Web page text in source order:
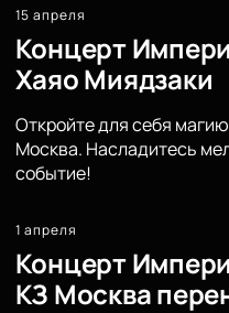
15 апреля
Концерт
Хаяо Миядзаки
Откройте для себя
Москва. Насладитесь
событие!
1 апреля
Концерт
КЗ Москва